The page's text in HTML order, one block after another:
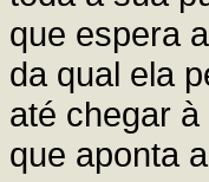
que espera
da qual ela
até chegar
que aponta